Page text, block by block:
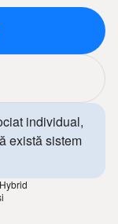
individual,
există sistem